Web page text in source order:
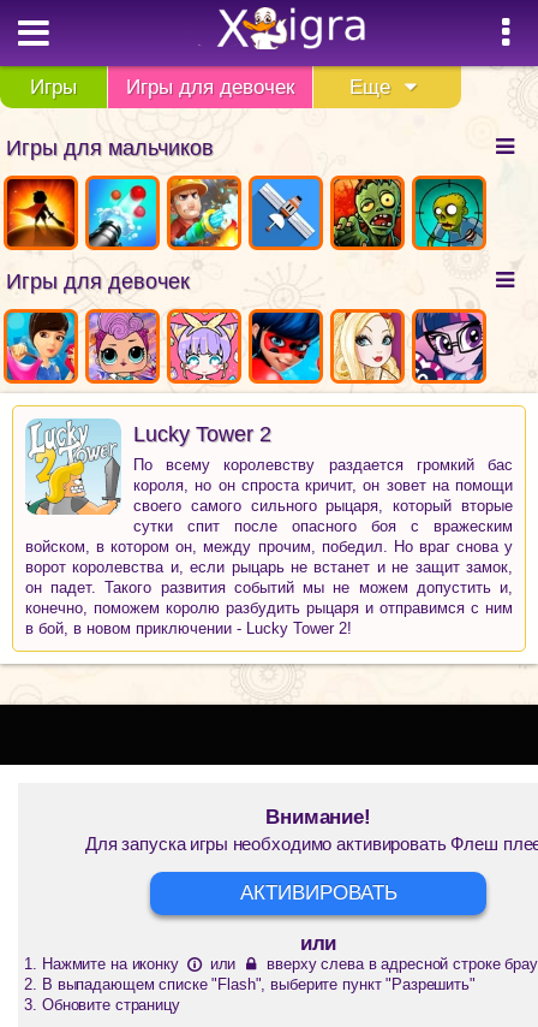
Игры Игры для девочек Еще
Игры для мальчиков
Игры для девочек
Lucky Tower 2
По всему королевству раздается громкий бас
короля, но он спроста кричит, он зовет на помощи
своего самого сильного рыцаря, который вторые
сутки спит после опасного боя с вражеским
войском, в котором он, между прочим, победил. Но враг снова у
ворот королевства и, если рыцарь не встанет и не защит замок,
он падет. Такого развития событий мы не можем допустить и,
конечно, поможем королю разбудить рыцаря и отправимся с ним
в бой, в новом приключении - Lucky Tower 2!
Внимание!
Для запуска игры необходимо активировать Флеш
АКТИВИРОВАТЬ
или
Нажмите на иконку или
вверху слева в адресной строке
В выпадающем списке "Flash", выберите пункт "Разрешить"
Обновите страницу